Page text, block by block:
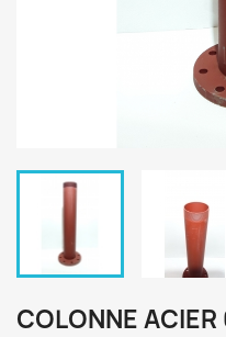
COLONNE